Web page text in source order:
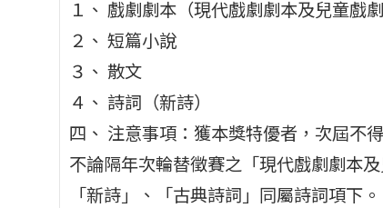
１、 戲劇劇本（現代戲劇劇本及兒童戲劇
２、 短篇小說
３、 散文
４、 詩詞（新詩）
四、 注意事項：獲本獎特優者，次屆不
不論隔年次輪替徵賽之「現代戲劇劇本
「新詩」、「古典詩詞」同屬詩詞項下。